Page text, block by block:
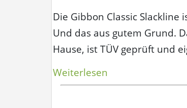
Die Gibbon Classic Slackline
Und das aus gutem Grund.
Hause, ist TÜV geprüft und
Weiterlesen
Gibbon